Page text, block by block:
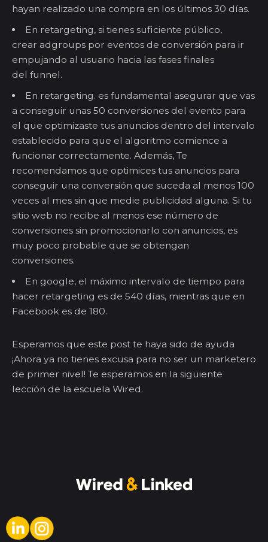
hayan realizado una compra en los últimos 30 días.
En retargeting, si tienes suficiente público,
crear adgroups por eventos de conversión para ir
empujando al usuario hacia las fases finales
del funnel.
En retargeting. es fundamental asegurar que vas
a conseguir unas 50 conversiones del evento para
el que optimizaste tus anuncios dentro del intervalo
establecido para que el algoritmo comience a
funcionar correctamente. Además, Te
recomendamos que optimices tus anuncios para
conseguir una conversión que suceda al menos 100
veces al mes sin que medie publicidad alguna. Si tu
sitio web no recibe al menos ese número de
conversiones sin promocionarlo con anuncios, es
muy poco probable que se obtengan
conversiones.
En google, el máximo intervalo de tiempo para
hacer retargeting es de 540 días, mientras que en
Facebook es de 180.
Esperamos que este post te haya sido de ayuda
¡Ahora ya no tienes excusa para no ser un marketero
de primer nivel! Te esperamos en la siguiente
lección de la escuela Wired.